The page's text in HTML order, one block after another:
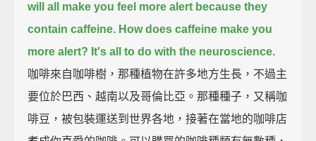
will all make you feel more alert because they
contain caffeine. How does caffeine make you
more alert? It's all to do with the neuroscience.
咖啡來自咖啡樹，那種植物在許多地方生長，不過主
要位於巴西、越南以及哥倫比亞。那種種子，又稱咖
啡豆，被包裝運送到世界各地，接著在當地的咖啡店